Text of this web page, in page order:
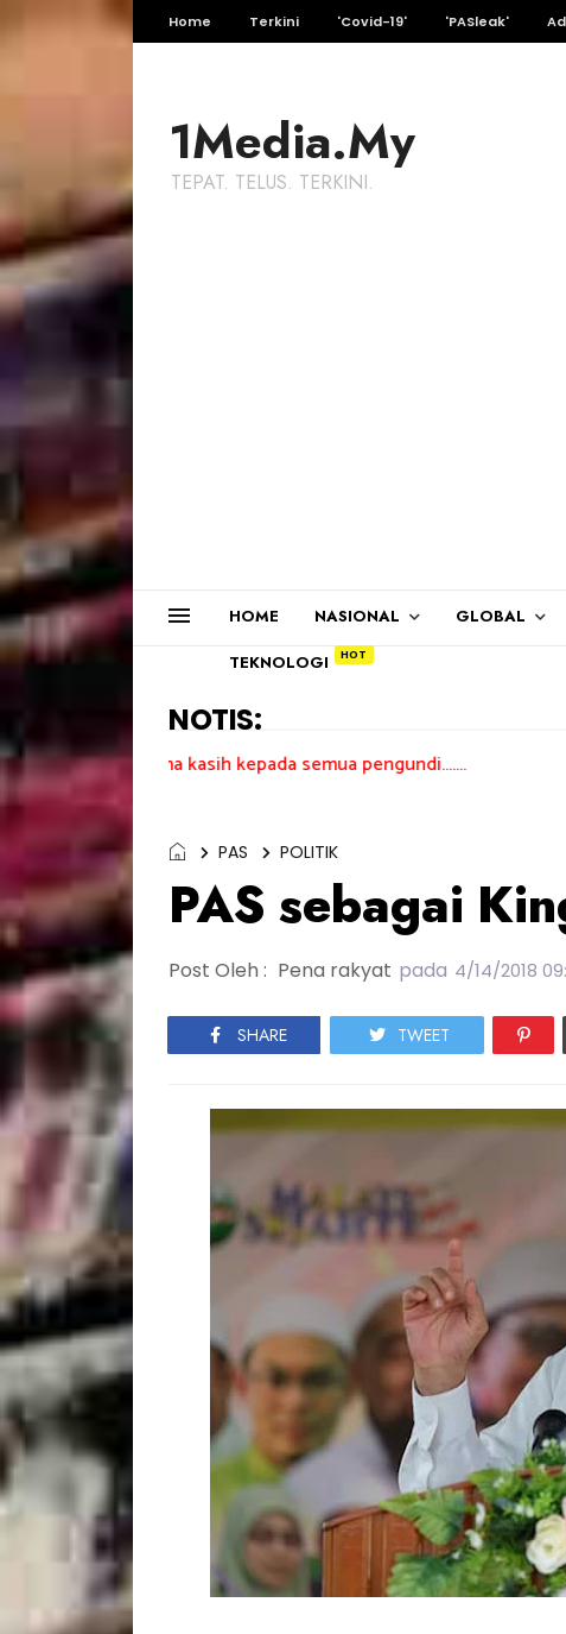
Home Terkini 'Covid-19' 'PASleak'
1Media.My
TEPAT. TELUS. TERKINI.
HOME NASIONAL GLOBAL
TEKNOLOGI
NOTIS:
Terima kasih kepada semua pengundi.......
PAS POLITIK
PAS sebagai
Post Oleh : Pena rakyat pada 4/14/2018
SHARE TWEET